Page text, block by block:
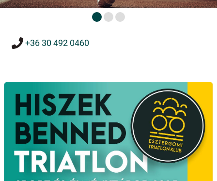
+36 30 492 0460